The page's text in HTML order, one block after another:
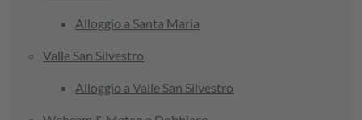
Alloggio a Santa Maria
Valle San Silvestro
Alloggio a Valle San Silvestro